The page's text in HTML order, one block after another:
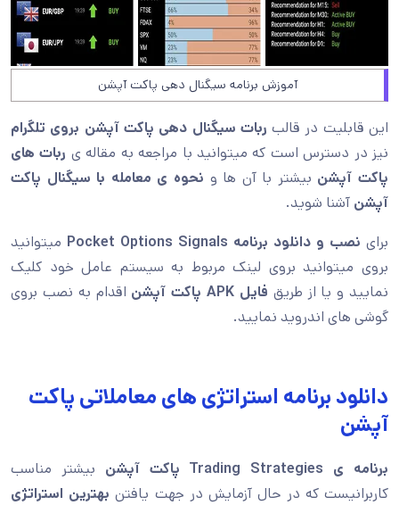
آموزش برنامه سیگنال دهی پاکت آپشن
این قابلیت در قالب ربات سیگنال دهی پاکت آپشن بروی تلگرام
نیز در دسترس است که میتوانید با مراجعه به مقاله ی ربات های
پاکت آپشن بیشتر با آن ها و نحوه ی معامله با سیگنال پاکت
آپشن آشنا شوید.
برای نصب و دانلود برنامه Pocket Options Signals
میتوانید
بروی میتوانید بروی لینک مربوط به سیستم عامل خود کلیک
نمایید و یا از طریق فایل APK پاکت آپشن
اقدام به نصب بروی
گوشی های اندروید نمایید.
دانلود برنامه استراتژی های معاملاتی پاکت
آپشن
برنامه ی Trading Strategies پاکت آپشن
بیشتر مناسب
کاربرانیست که در حال آزمایش در جهت یافتن بهترین استراتژی